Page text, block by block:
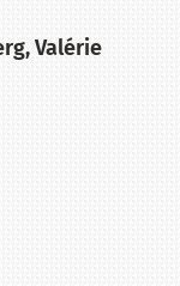
Valérie